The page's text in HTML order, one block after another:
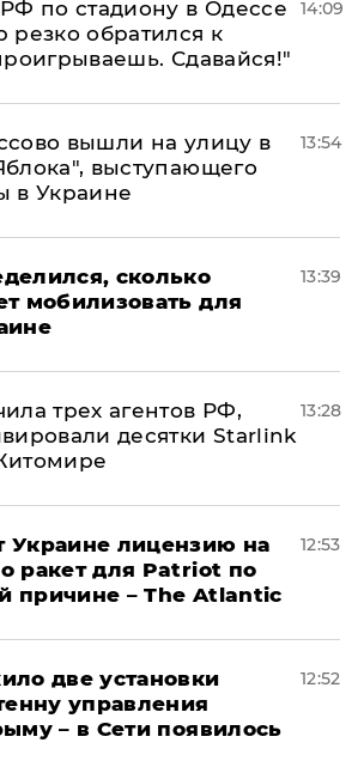
по стадиону в Одессе
резко обратился к
Сдавайся!"
14:09
вышли на улицу в
выступающего
в Украине
13:54
сколько
мобилизовать для
13:39
трех агентов РФ,
десятки Starlink
13:28
лицензию на
ракет для Patriot по
причине – The Atlantic
12:53
две установки
управления
– в Сети появилось
12:52